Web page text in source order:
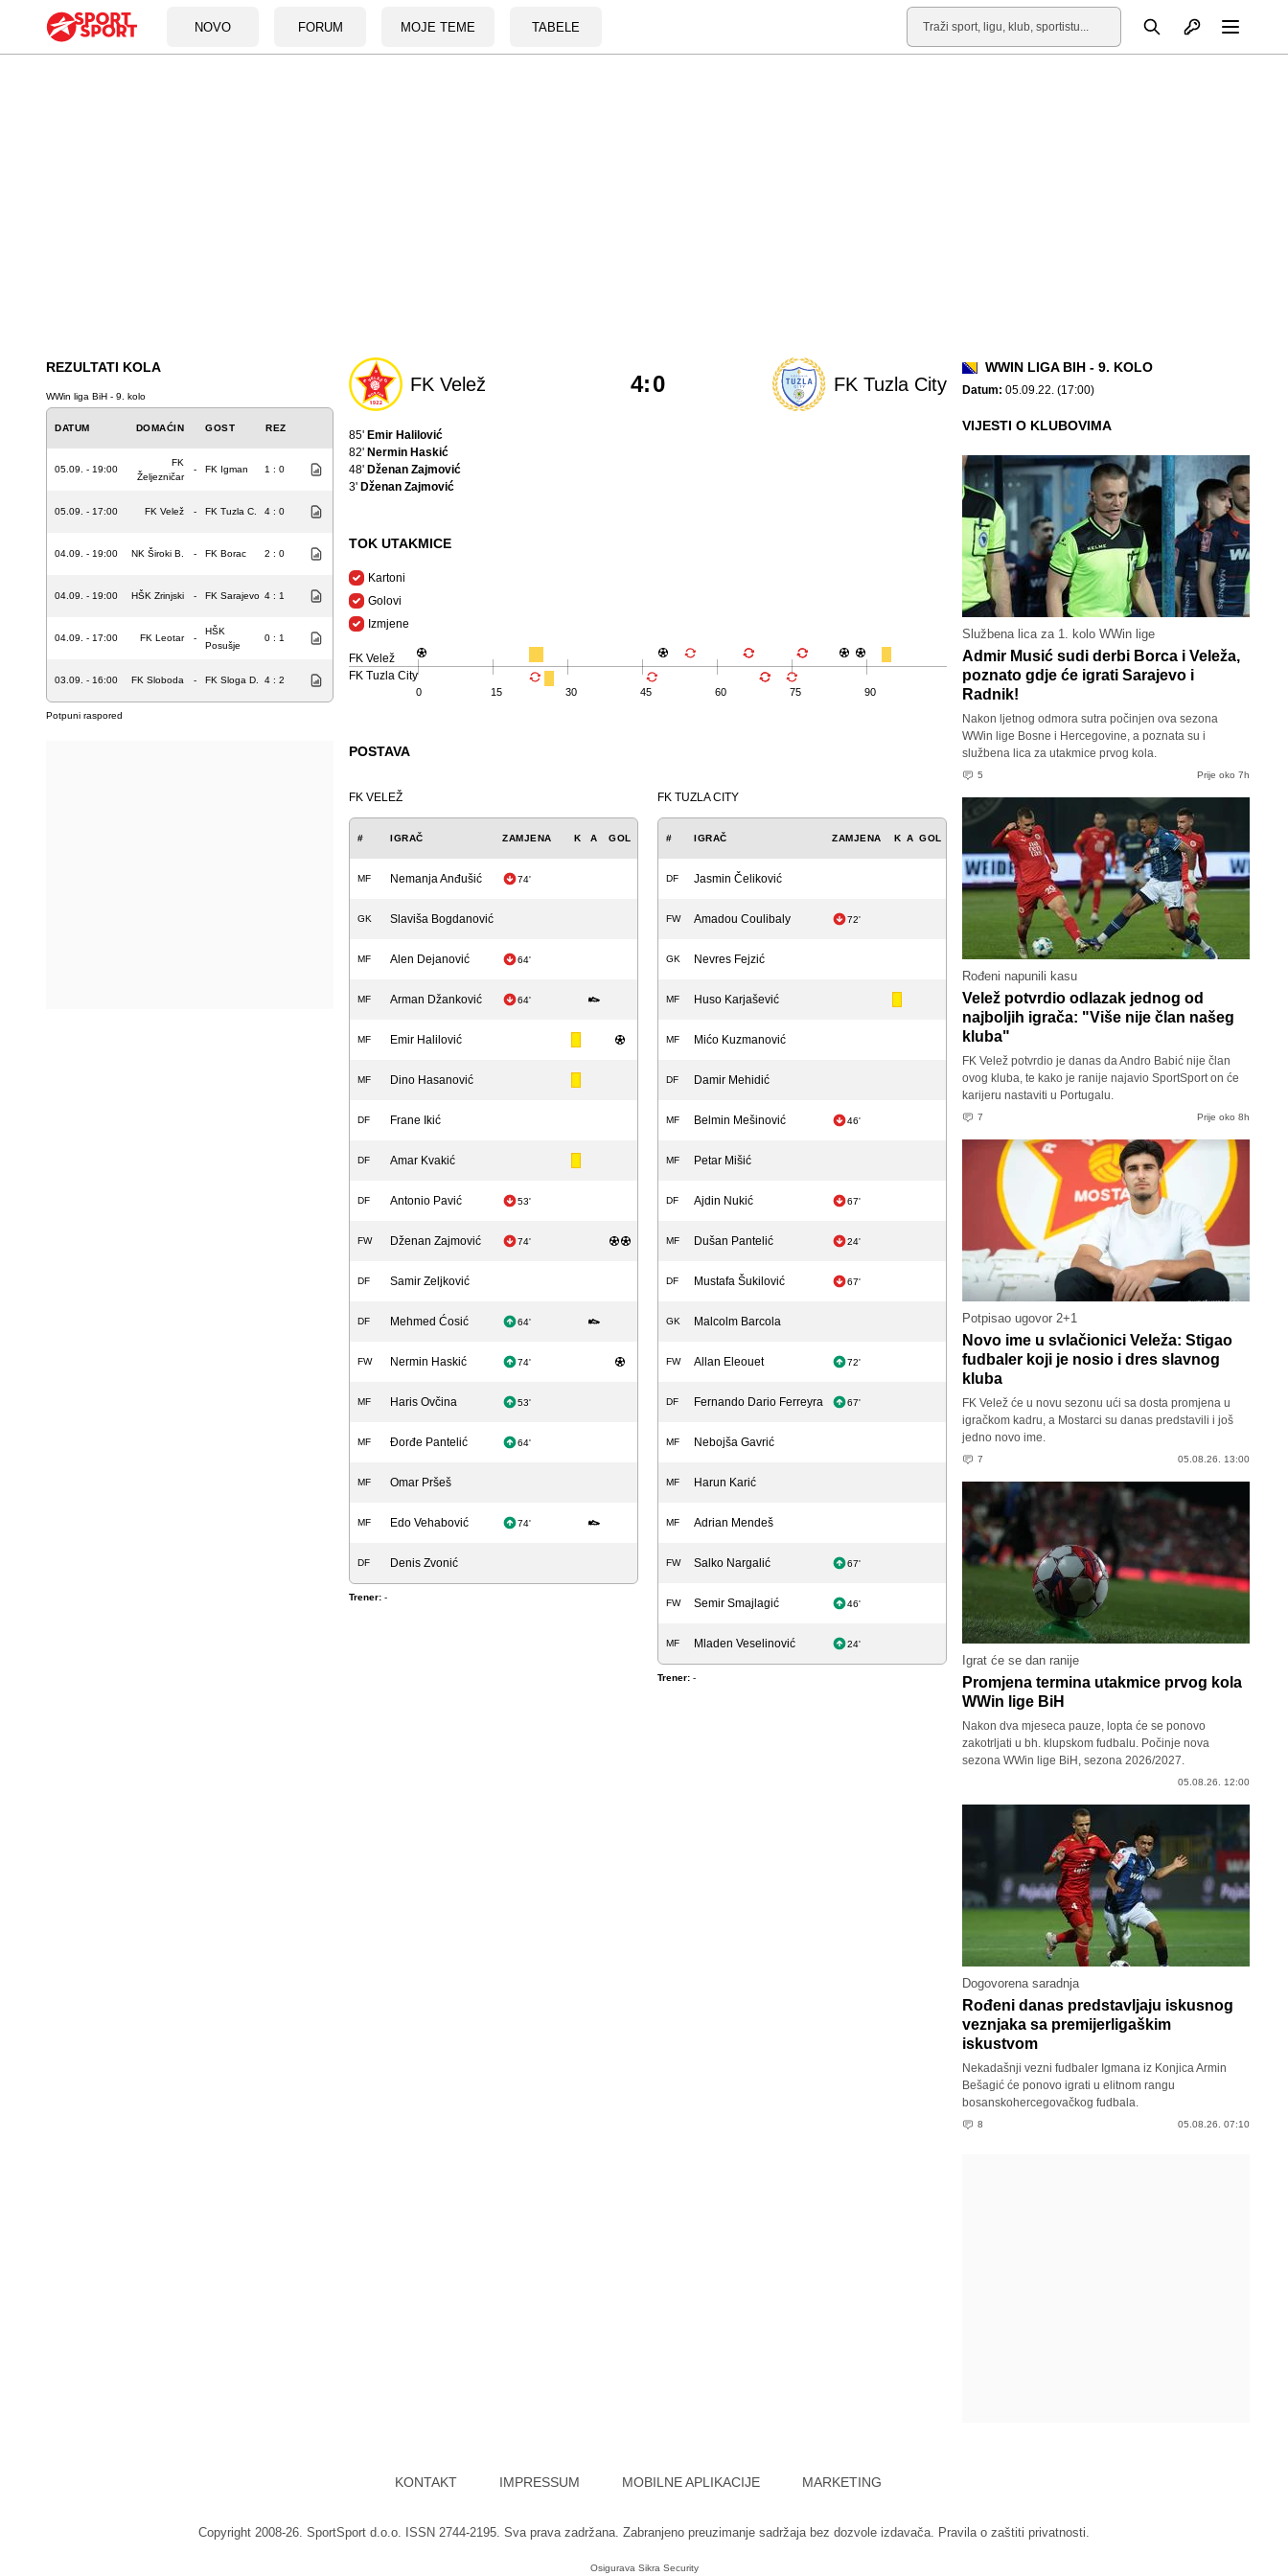
NOVO FORUM MOJE TEME TABELE
Pretraga Otvori profil
REZULTATI KOLA
WWin liga BiH - 9. kolo
DATUM DOMAĆIN GOST REZ
05.09. - 19:00
FK
Željezničar
- FK Igman 1 : 0
05.09. - 17:00 FK Velež - FK Tuzla C. 4 : 0
04.09. - 19:00 NK Široki B. - FK Borac 2 : 0
04.09. - 19:00 HŠK Zrinjski - FK Sarajevo 4 : 1
04.09. - 17:00 FK Leotar -
HŠK
Posušje
0 : 1
03.09. - 16:00 FK Sloboda - FK Sloga D. 4 : 2
Potpuni raspored
FK Velež FK Tuzla City
4:0
85' Emir Halilović
82' Nermin Haskić
48' Dženan Zajmović
3' Dženan Zajmović
TOK UTAKMICE
Kartoni
Golovi
Izmjene
FK Velež
FK Tuzla City
0 15 30 45 60 75 90
POSTAVA
FK VELEŽ
# IGRAČ ZAMJENA K A GOL
MF Nemanja Anđušić 74'
GK Slaviša Bogdanović
MF Alen Dejanović 64'
MF Arman Džanković 64'
MF Emir Halilović
MF Dino Hasanović
DF Frane Ikić
DF Amar Kvakić
DF Antonio Pavić 53'
FW Dženan Zajmović 74'
DF Samir Zeljković
DF Mehmed Ćosić 64'
FW Nermin Haskić 74'
MF Haris Ovčina 53'
MF Đorđe Pantelić 64'
MF Omar Pršeš
MF Edo Vehabović 74'
DF Denis Zvonić
Trener: -
FK TUZLA CITY
# IGRAČ ZAMJENA K A GOL
DF Jasmin Čeliković
FW Amadou Coulibaly 72'
GK Nevres Fejzić
MF Huso Karjašević
MF Mićo Kuzmanović
DF Damir Mehidić
MF Belmin Mešinović 46'
MF Petar Mišić
DF Ajdin Nukić 67'
MF Dušan Pantelić 24'
DF Mustafa Šukilović 67'
GK Malcolm Barcola
FW Allan Eleouet 72'
DF Fernando Dario Ferreyra 67'
MF Nebojša Gavrić
MF Harun Karić
MF Adrian Mendeš
FW Salko Nargalić 67'
FW Semir Smajlagić 46'
MF Mladen Veselinović 24'
Trener: -
WWIN LIGA BIH - 9. KOLO
Datum: 05.09.22. (17:00)
VIJESTI O KLUBOVIMA
Službena lica za 1. kolo WWin lige
Admir Musić sudi derbi Borca i Veleža,
poznato gdje će igrati Sarajevo i
Radnik!
Nakon ljetnog odmora sutra počinjen ova sezona
WWin lige Bosne i Hercegovine, a poznata su i
službena lica za utakmice prvog kola.
5 Prije oko 7h
Rođeni napunili kasu
Velež potvrdio odlazak jednog od
najboljih igrača: "Više nije član našeg
kluba"
FK Velež potvrdio je danas da Andro Babić nije član
ovog kluba, te kako je ranije najavio SportSport on će
karijeru nastaviti u Portugalu.
7 Prije oko 8h
Potpisao ugovor 2+1
Novo ime u svlačionici Veleža: Stigao
fudbaler koji je nosio i dres slavnog
kluba
FK Velež će u novu sezonu ući sa dosta promjena u
igračkom kadru, a Mostarci su danas predstavili i još
jedno novo ime.
7 05.08.26. 13:00
Igrat će se dan ranije
Promjena termina utakmice prvog kola
WWin lige BiH
Nakon dva mjeseca pauze, lopta će se ponovo
zakotrljati u bh. klupskom fudbalu. Počinje nova
sezona WWin lige BiH, sezona 2026/2027.
05.08.26. 12:00
Dogovorena saradnja
Rođeni danas predstavljaju iskusnog
veznjaka sa premijerligaškim
iskustvom
Nekadašnji vezni fudbaler Igmana iz Konjica Armin
Bešagić će ponovo igrati u elitnom rangu
bosanskohercegovačkog fudbala.
8 05.08.26. 07:10
KONTAKT IMPRESSUM MOBILNE APLIKACIJE MARKETING
Copyright 2008-26. SportSport d.o.o. ISSN 2744-2195. Sva prava zadržana. Zabranjeno preuzimanje sadržaja bez dozvole izdavača. Pravila o zaštiti privatnosti.
Osigurava Sikra Security